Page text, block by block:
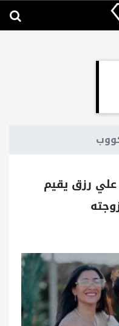
علي رزق يقيم